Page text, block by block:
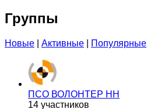
Группы
Новые Активные Популярные
ПСО ВОЛОНТЕР НН
14 участников